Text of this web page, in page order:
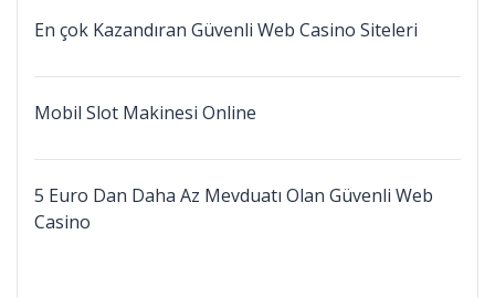
En çok Kazandıran Güvenli Web Casino Siteleri
Mobil Slot Makinesi Online
5 Euro Dan Daha Az Mevduatı Olan Güvenli Web
Casino